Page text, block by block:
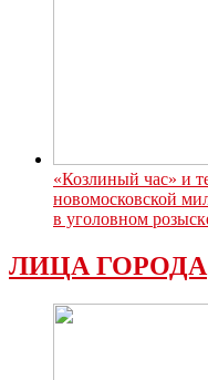
«Козлиный час» и
новомосковской
в уголовном
ЛИЦА ГОРОДА